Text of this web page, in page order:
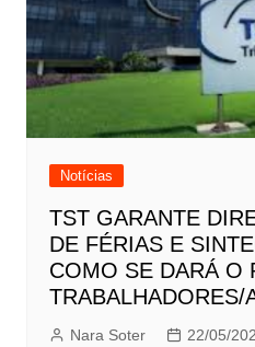
Notícias
TST GARANTE
DE FÉRIAS E
COMO SE DARÁ O
TRABALHADORES/
Nara Soter 22/05/